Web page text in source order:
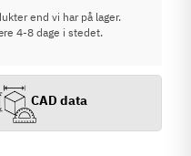
end vi har på lager.
4-8 dage i stedet.
CAD data